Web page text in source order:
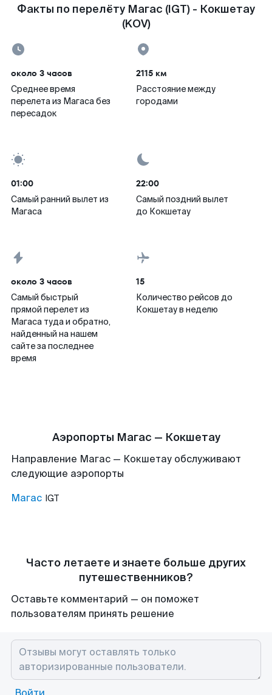
Факты по перелёту Магас (IGT) - Кокшетау
(KOV)
около 3 часов
Среднее время
перелета из Магаса без
пересадок
2115 км
Расстояние между
городами
01:00
Самый ранний вылет из
Магаса
22:00
Самый поздний вылет
до Кокшетау
около 3 часов
Самый быстрый
прямой перелет из
Магаса туда и обратно,
найденный на нашем
сайте за последнее
время
15
Количество рейсов до
Кокшетау в неделю
Аэропорты Магас — Кокшетау
Направление Магас — Кокшетау обслуживают
следующие аэропорты
Магас IGT
Часто летаете и знаете больше других
путешественников?
Оставьте комментарий — он поможет
пользователям принять решение